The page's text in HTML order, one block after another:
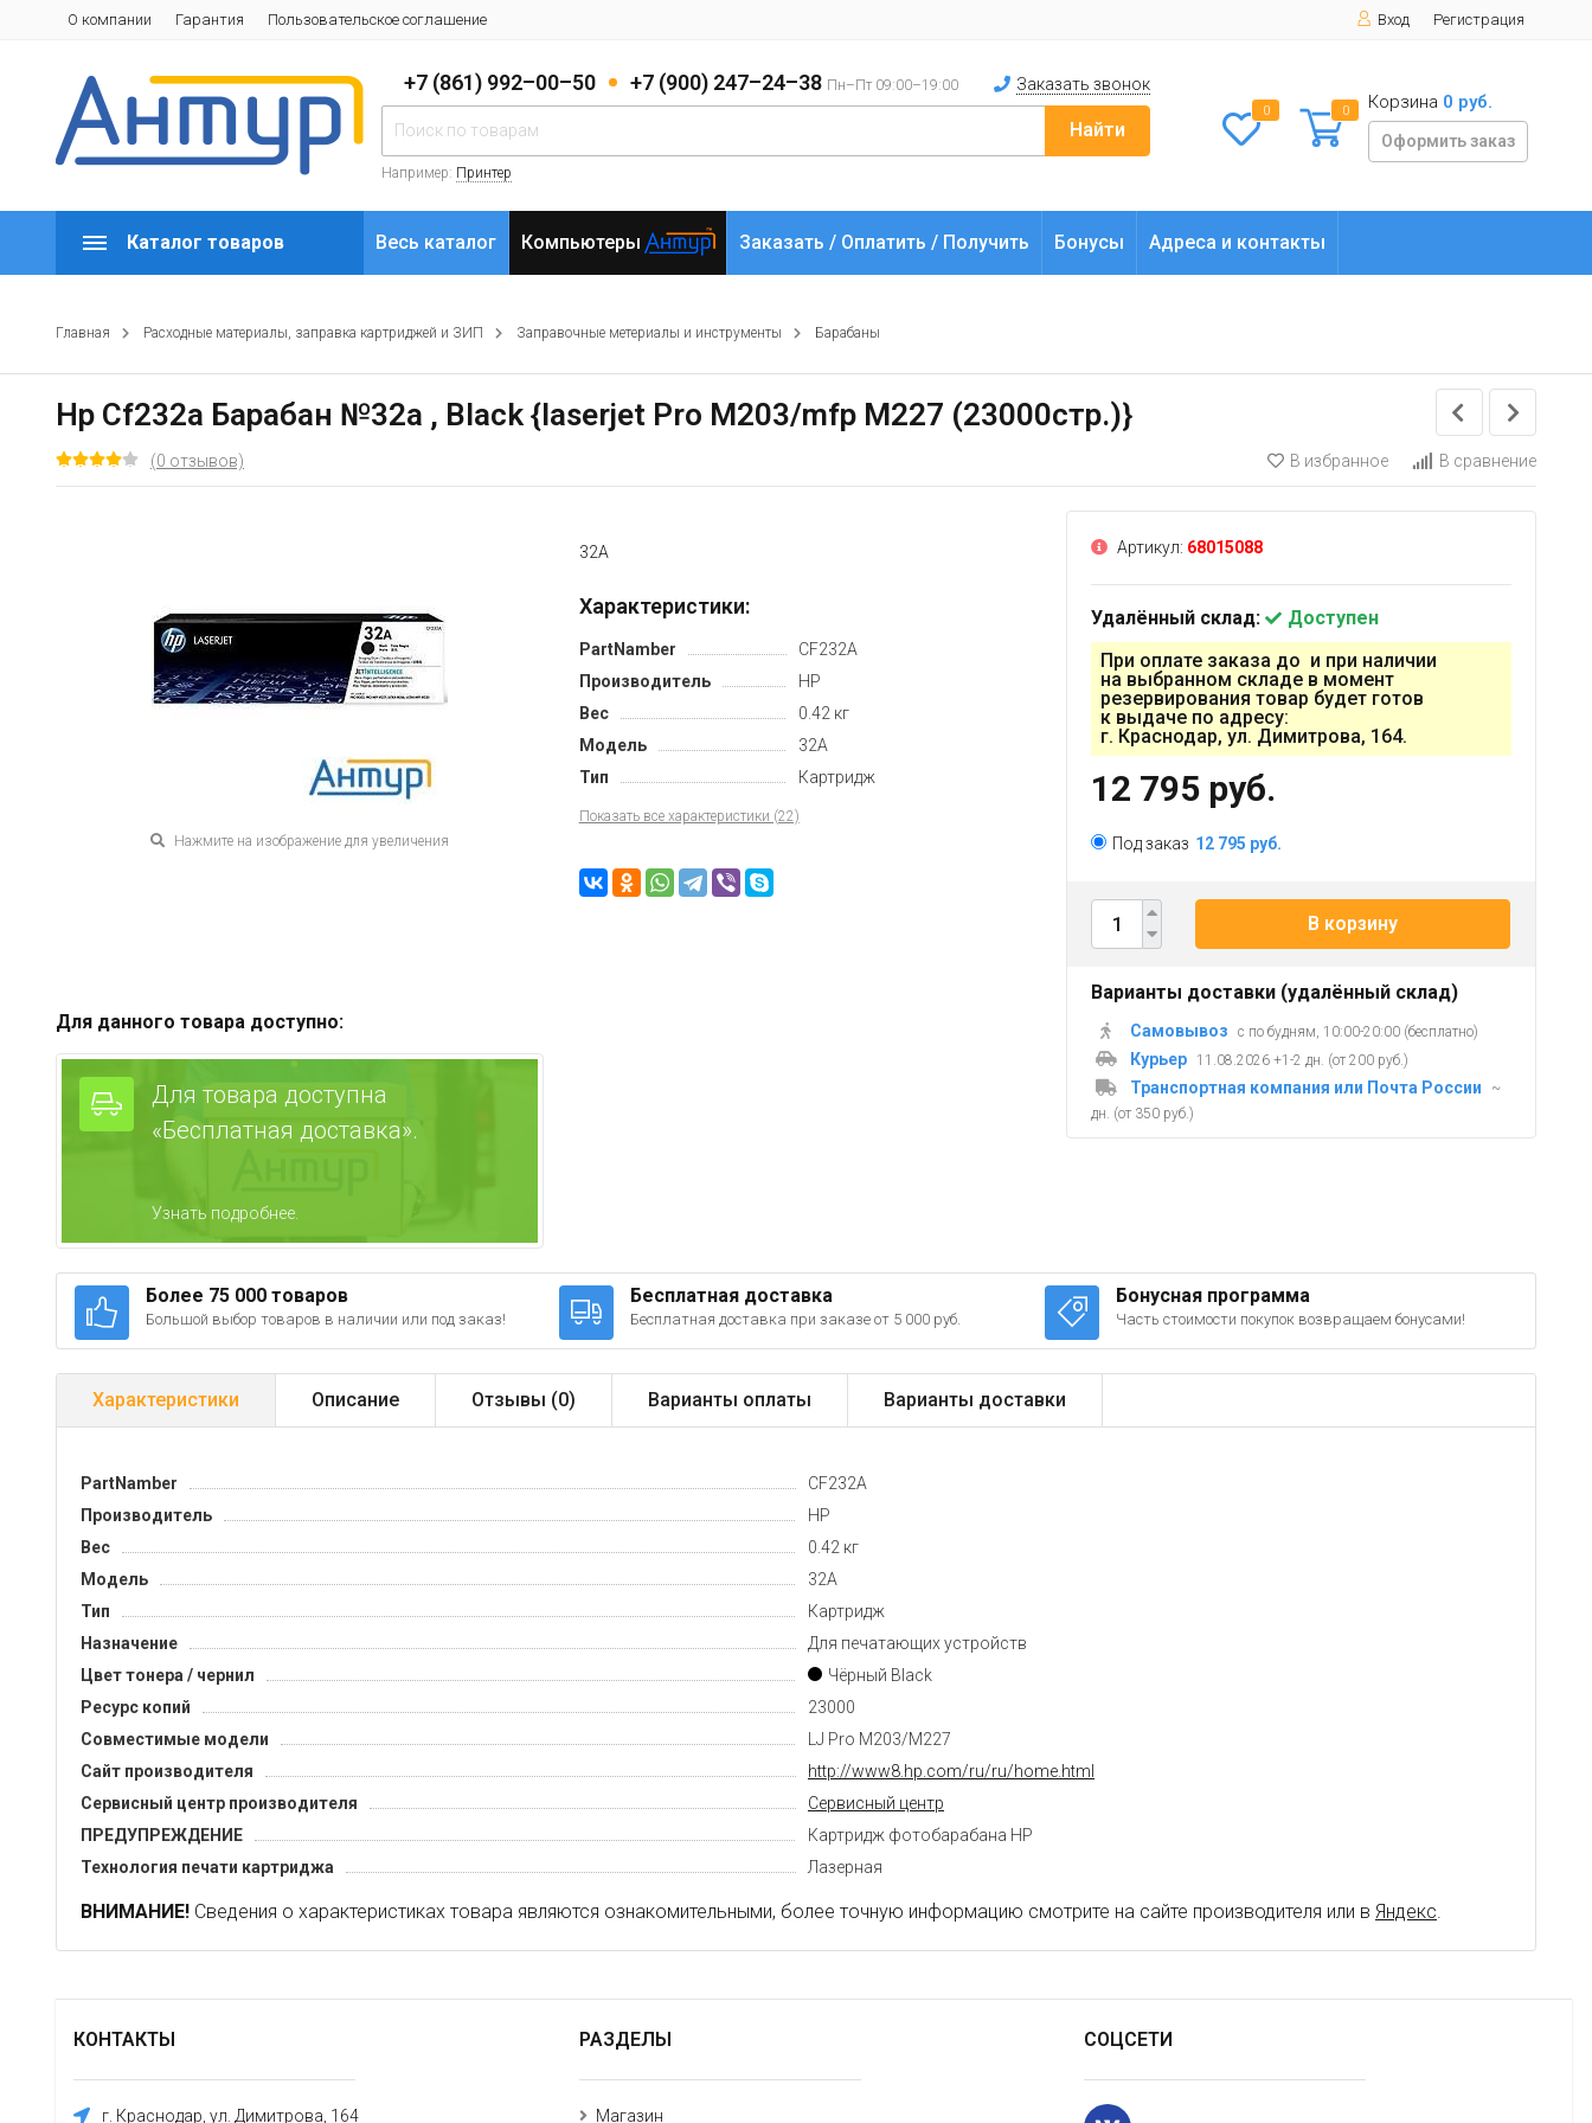
О компании Гарантия Пользовательское соглашение Вход Регистрация
+7 (861) 992–00–50 +7 (900) 247–24–38 Пн–Пт 09:00–19:00 Заказать звонок
Найти
Например: Принтер
0 0 Корзина 0 руб.
Оформить заказ
Каталог товаров Весь каталог Компьютеры Заказать / Оплатить / Получить Бонусы Адреса и контакты
Главная Расходные материалы, заправка картриджей и ЗИП Заправочные метериалы и инструменты Барабаны
Hp Cf232a Барабан №32a , Black {laserjet Pro M203/mfp M227 (23000стр.)}
(0 отзывов) В избранное В сравнение
Нажмите на изображение для увеличения
32A
Характеристики:
PartNamber
CF232A
Производитель
HP
Вес
0.42 кг
Модель
32A
Тип
Картридж
Показать все характеристики (22)
Для данного товара доступно:
Для товара доступна
«Бесплатная доставка».
Узнать подробнее.
Артикул: 68015088
Удалённый склад:
Доступен
При оплате заказа до и при наличии
на выбранном складе в момент
резервирования товар будет готов
к выдаче по адресу:
г. Краснодар, ул. Димитрова, 164.
12 795 руб.
Под заказ 12 795 руб.
В корзину
Варианты доставки (удалённый склад)
Самовывоз с по будням, 10:00-20:00 (бесплатно)
Курьер 11.08.2026 +1-2 дн. (от 200 руб.)
Транспортная компания или Почта России
~
дн. (от 350 руб.)
Более 75 000 товаров
Большой выбор товаров в наличии или под заказ!
Бесплатная доставка
Бесплатная доставка при заказе от 5 000 руб.
Бонусная программа
Часть стоимости покупок возвращаем бонусами!
Характеристики Описание Отзывы (0) Варианты оплаты Варианты доставки
PartNamber
CF232A
Производитель
HP
Вес
0.42 кг
Модель
32A
Тип
Картридж
Назначение
Для печатающих устройств
Цвет тонера / чернил
Чёрный Black
Ресурс копий
23000
Совместимые модели
LJ Pro M203/M227
Сайт производителя
http://www8.hp.com/ru/ru/home.html
Сервисный центр производителя
Cервисный центр
ПРЕДУПРЕЖДЕНИЕ
Картридж фотобарабана HP
Технология печати картриджа
Лазерная
ВНИМАНИЕ! Сведения о характеристиках товара являются ознакомительными, более точную информацию смотрите на сайте производителя или в Яндекс.
КОНТАКТЫ
г. Краснодар, ул. Димитрова, 164
РАЗДЕЛЫ
Магазин
СОЦСЕТИ